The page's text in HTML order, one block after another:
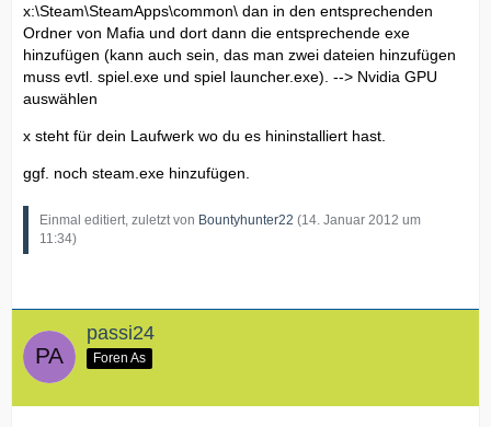
x:\Steam\SteamApps\common\ dan in den entsprechenden
Ordner von Mafia und dort dann die entsprechende exe
hinzufügen (kann auch sein, das man zwei dateien hinzufügen
muss evtl. spiel.exe und spiel launcher.exe). --> Nvidia GPU
auswählen
x steht für dein Laufwerk wo du es hininstalliert hast.
ggf. noch steam.exe hinzufügen.
Einmal editiert, zuletzt von Bountyhunter22 (14. Januar 2012 um
11:34)
passi24
Foren As